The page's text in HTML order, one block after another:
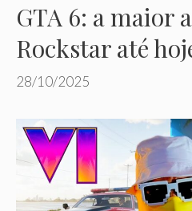
GTA 6: a maior
Rockstar até
28/10/2025